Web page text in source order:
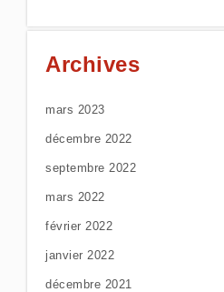
Archives
mars 2023
décembre 2022
septembre 2022
mars 2022
février 2022
janvier 2022
décembre 2021